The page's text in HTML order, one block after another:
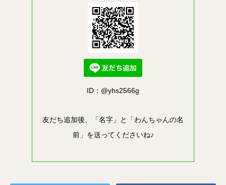
ID：@yhs2566g
友だち追加後、「名字」と「わんちゃんの名
前」を送ってくださいね♪